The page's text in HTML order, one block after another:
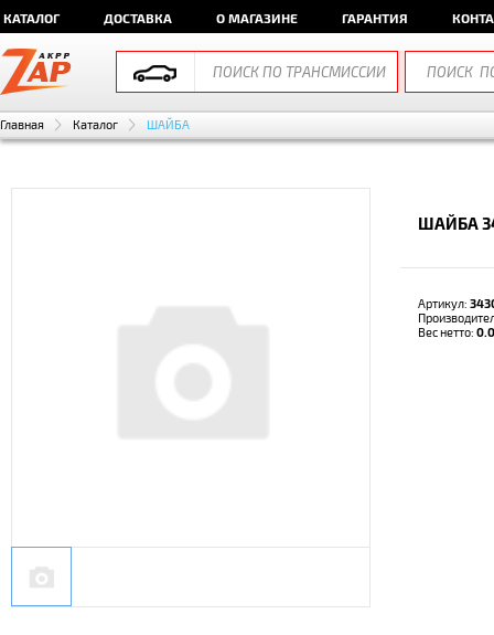
КАТАЛОГ ДОСТАВКА О МАГАЗИНЕ ГАРАНТИЯ
Главная Каталог ШАЙБА
ШАЙБА
Артикул:
Вес нетто: